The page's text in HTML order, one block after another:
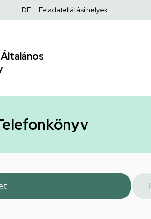
Felső
DE Feladatellátási helyek